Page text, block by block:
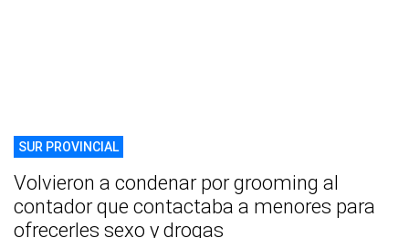
SUR PROVINCIAL
Volvieron a condenar por grooming al
contador que contactaba a menores para
ofrecerles sexo y drogas